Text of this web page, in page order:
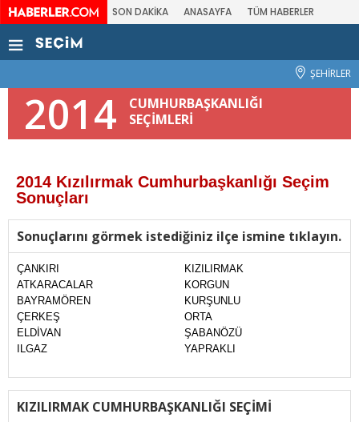
SON DAKİKA ANASAYFA TÜM HABERLER
ŞEHİRLER
2014
CUMHURBAŞKANLIĞI
SEÇİMLERİ
2014 Kızılırmak Cumhurbaşkanlığı Seçim
Sonuçları
Sonuçlarını görmek istediğiniz ilçe ismine tıklayın.
ÇANKIRI
ATKARACALAR
BAYRAMÖREN
ÇERKEŞ
ELDİVAN
ILGAZ
KIZILIRMAK
KORGUN
KURŞUNLU
ORTA
ŞABANÖZÜ
YAPRAKLI
KIZILIRMAK CUMHURBAŞKANLIĞI SEÇİMİ